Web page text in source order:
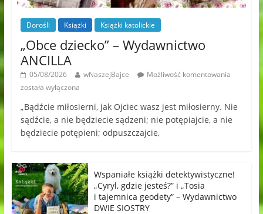
Dorośli Książki Książki katolickie
„Obce dziecko” – Wydawnictwo
ANCILLA
05/08/2026 wNaszejBajce
Możliwość komentowania
została wyłączona
„Bądźcie miłosierni, jak Ojciec wasz jest miłosierny. Nie
sądźcie, a nie będziecie sądzeni; nie potępiajcie, a nie
będziecie potępieni; odpuszczajcie,
Wspaniałe książki detektywistyczne!
„Cyryl, gdzie jesteś?” i „Tosia
i tajemnica geodety” – Wydawnictwo
DWIE SIOSTRY